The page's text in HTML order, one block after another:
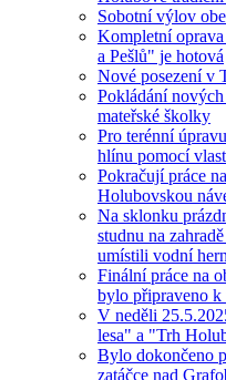
Sobotní výlov
Kompletní
a Pešlů" je hotová
Nové posezení v
Pokládání
mateřské školky
Pro terénní
hlínu pomocí
Pokračují práce
Holubovskou
Na sklonku
studnu na
umístili vodní
Finální práce na
bylo připraveno k
V neděli
lesa" a "Trh
Bylo dokončeno
zatáčce nad